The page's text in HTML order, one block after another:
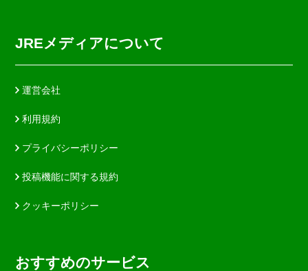
JREメディアについて
運営会社
利用規約
プライバシーポリシー
投稿機能に関する規約
クッキーポリシー
おすすめのサービス